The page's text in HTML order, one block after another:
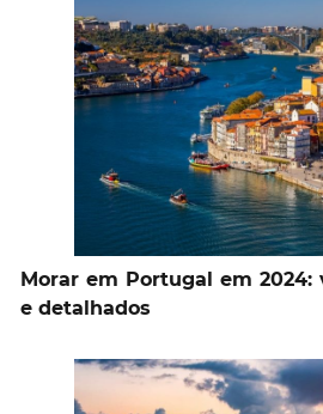
Morar em Portugal em 2024:
e detalhados